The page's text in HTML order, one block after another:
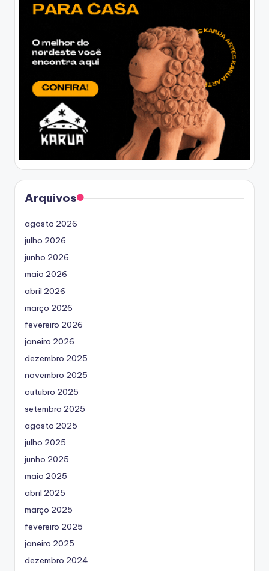
Arquivos
agosto 2026
julho 2026
junho 2026
maio 2026
abril 2026
março 2026
fevereiro 2026
janeiro 2026
dezembro 2025
novembro 2025
outubro 2025
setembro 2025
agosto 2025
julho 2025
junho 2025
maio 2025
abril 2025
março 2025
fevereiro 2025
janeiro 2025
dezembro 2024